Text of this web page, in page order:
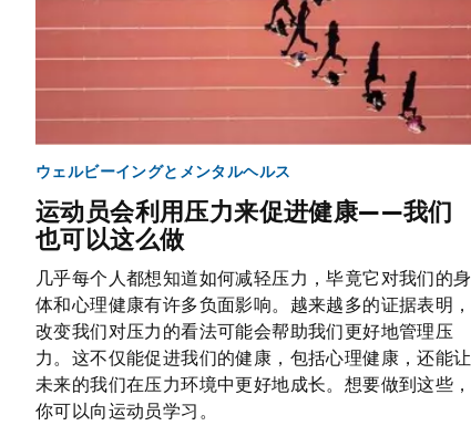
ウェルビーイングとメンタルヘルス
运动员会利用压力来促进健康——我们
也可以这么做
几乎每个人都想知道如何减轻压力，毕竟它对我们的身
体和心理健康有许多负面影响。越来越多的证据表明，
改变我们对压力的看法可能会帮助我们更好地管理压
力。这不仅能促进我们的健康，包括心理健康，还能让
未来的我们在压力环境中更好地成长。想要做到这些，
你可以向运动员学习。